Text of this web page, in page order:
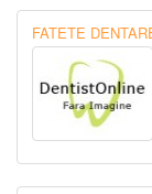
FATETE